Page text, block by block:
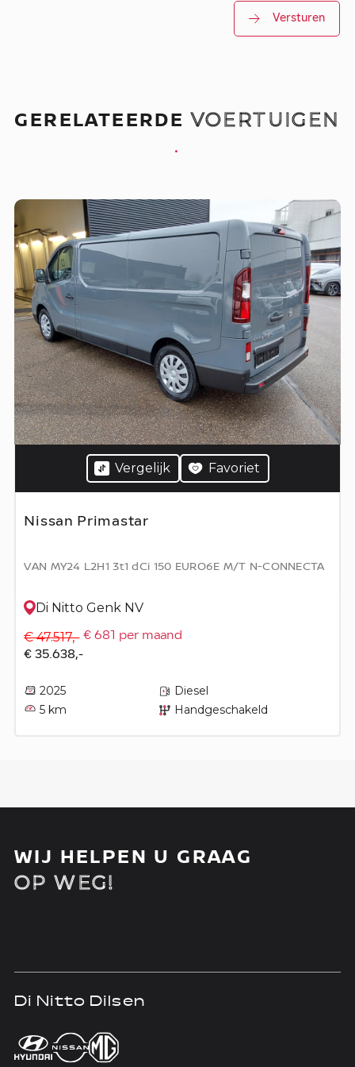
Versturen
GERELATEERDEVOERTUIGEN
.
Vergelijk Favoriet
Nissan Primastar
VAN MY24 L2H1 3t1 dCi 150 EURO6E M/T N-CONNECTA
Di Nitto Genk NV
€ 47.517,-
€ 35.638,-
€ 681 per maand
2025
Diesel
5 km
Handgeschakeld
WIJ HELPEN U GRAAG
OP WEG!
Di Nitto Dilsen